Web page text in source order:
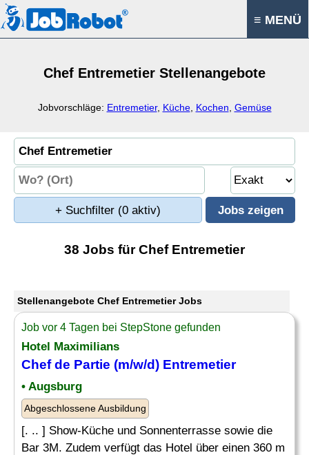
≡ MENÜ
Chef Entremetier Stellenangebote
Jobvorschläge: Entremetier, Küche, Kochen Gemüse
+ Suchfilter (0 aktiv)
38 Jobs für Chef Entremetier
Stellenangebote Chef Entremetier Jobs
Job vor 4 Tagen bei StepStone gefunden
Hotel Maximilians
Chefde Partie (m/w/d) Entremetier
• Augsburg
Abgeschlossene Ausbildung
[. .. ] Show-Küche und Sonnenterrasse sowie die
Bar 3M. Zudem verfügt das Hotel über einen 360 m